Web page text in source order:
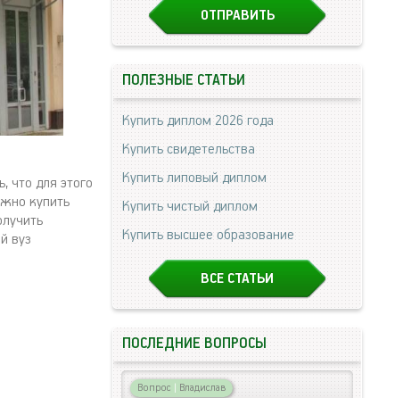
что для этого
купить
вуз
ПОЛЕЗНЫЕ СТАТЬИ
Купить диплом 2026 года
Купить свидетельства
Купить липовый диплом
Купить чистый диплом
Купить высшее образование
ВСЕ СТАТЬИ
ПОСЛЕДНИЕ ВОПРОСЫ
Вопрос | Владислав